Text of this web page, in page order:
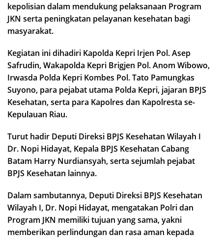
kepolisian dalam mendukung pelaksanaan Program
JKN serta peningkatan pelayanan kesehatan bagi
masyarakat.
Kegiatan ini dihadiri Kapolda Kepri Irjen Pol. Asep
Safrudin, Wakapolda Kepri Brigjen Pol. Anom Wibowo,
Irwasda Polda Kepri Kombes Pol. Tato Pamungkas
Suyono, para pejabat utama Polda Kepri, jajaran BPJS
Kesehatan, serta para Kapolres dan Kapolresta se-
Kepulauan Riau.
Turut hadir Deputi Direksi BPJS Kesehatan Wilayah I
Dr. Nopi Hidayat, Kepala BPJS Kesehatan Cabang
Batam Harry Nurdiansyah, serta sejumlah pejabat
BPJS Kesehatan lainnya.
Dalam sambutannya, Deputi Direksi BPJS Kesehatan
Wilayah I, Dr. Nopi Hidayat, mengatakan Polri dan
Program JKN memiliki tujuan yang sama, yakni
memberikan perlindungan dan rasa aman kepada